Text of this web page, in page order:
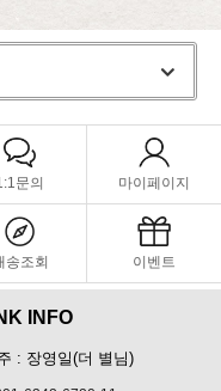
문의 마이페이지
송조회 이벤트
INFO
: 장영일(더 별님)